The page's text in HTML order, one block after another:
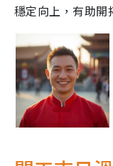
穩定向上，有助開